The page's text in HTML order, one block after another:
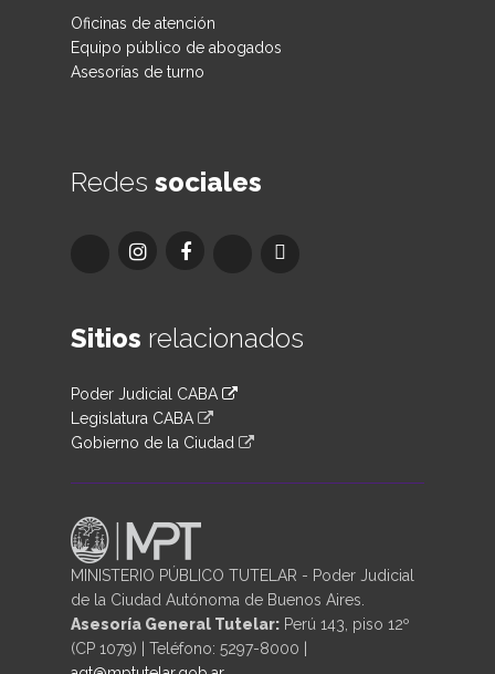
Oficinas de atención
Equipo público de abogados
Asesorías de turno
Redes sociales
Sitios relacionados
Poder Judicial CABA
Legislatura CABA
Gobierno de la Ciudad
MINISTERIO PÚBLICO TUTELAR - Poder Judicial
de la Ciudad Autónoma de Buenos Aires.
Asesoría General Tutelar: Perú 143, piso 12º
(CP 1079) | Teléfono: 5297-8000 |